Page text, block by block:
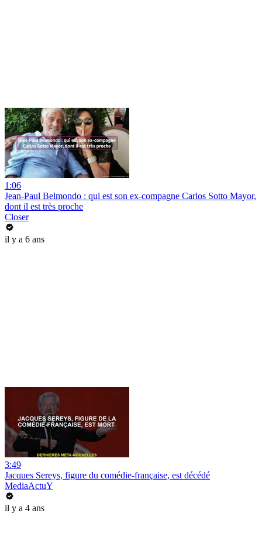
1:06
Jean-Paul Belmondo : qui est son ex-compagne Carlos Sotto Mayor,
dont il est très proche
Closer
il y a 6 ans
3:49
Jacques Sereys, figure du comédie-française, est décédé
MediaActuY
il y a 4 ans